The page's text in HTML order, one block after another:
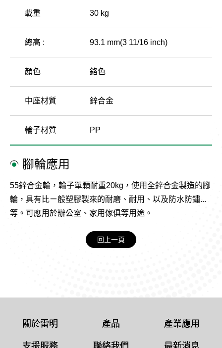
載重 30 kg
總高 : 93.1 mm(3 11/16 inch)
顏色 鉻色
中座材質 鋅合金
輪子材質 PP
腳輪應用
55鋅合金輪，輪子單顆耐重20kg，使用全鋅合金製造的腳
輪，具有比ㄧ般塑膠製來的耐磨、耐用、以及防水防鏽...
等。可應用於辦公室、家用傢俱等用途。
回上一頁
關於雷明 產品 產業應用